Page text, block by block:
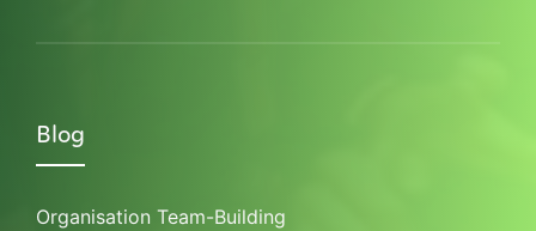
Blog
Organisation Team-Building